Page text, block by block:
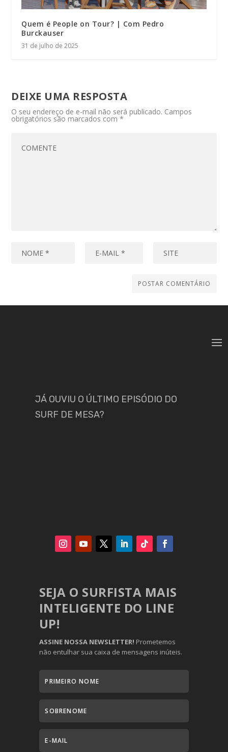
Quem é People on Tour? | Com Pedro
Burckauser
31 de julho de 2025
DEIXE UMA RESPOSTA
O seu endereço de e-mail não será publicado. Campos
obrigatórios são marcados com*
JÁ OUVIU O ÚLTIMO EPISÓDIO DO
SURF DE MESA?
SEJA O SURFISTA MAIS
INTELIGENTE DO LINE
UP!
ASSINE NOSSA NEWSLETTER! Prometemos
não entulhar sua caixa de mensagens inúteis.